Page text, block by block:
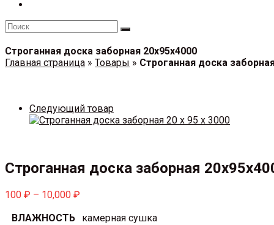
Строганная доска заборная 20x95x4000
Главная страница » Товары » Строганная доска
Следующий товар
Строганная доска заборная
100 ₽ – 10,000 ₽
ВЛАЖНОСТЬ
камерная сушка